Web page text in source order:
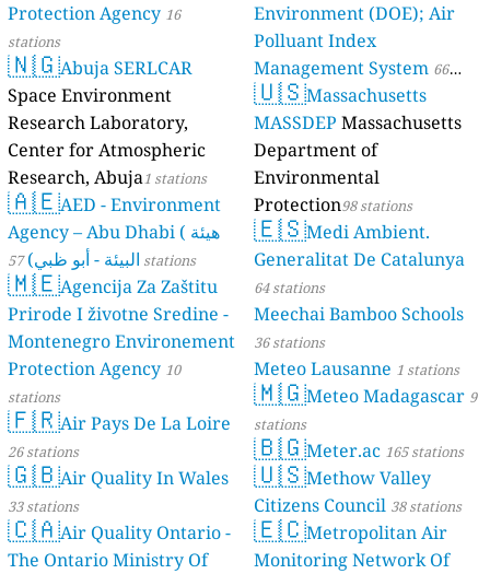
Protection Agency 16
stations
🇳🇬Abuja SERLCAR
Space Environment
Research Laboratory,
Center for Atmospheric
Research, Abuja1 stations
🇦🇪AED - Environment
Agency – Abu Dhabi ( هيئة
البيئة - أبو ظبي) 57 stations
🇲🇪Agencija Za Zaštitu
Prirode I životne Sredine -
Montenegro Environement
Protection Agency 10
stations
🇫🇷Air Pays De La Loire
26 stations
🇬🇧Air Quality In Wales
33 stations
🇨🇦Air Quality Ontario -
The Ontario Ministry Of
Environment (DOE); Air
Polluant Index
Management System 66
stations
🇺🇸Massachusetts
MASSDEP Massachusetts
Department of
Environmental
Protection98 stations
🇪🇸Medi Ambient.
Generalitat De Catalunya
64 stations
Meechai Bamboo Schools
36 stations
Meteo Lausanne 1 stations
🇲🇬Meteo Madagascar 9
stations
🇧🇬Meter.ac 165 stations
🇺🇸Methow Valley
Citizens Council 38 stations
🇪🇨Metropolitan Air
Monitoring Network Of